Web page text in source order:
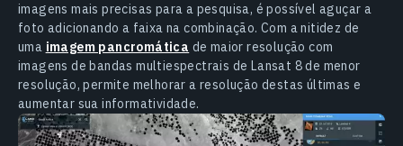
imagens mais precisas para a pesquisa, é possível aguçar a
foto adicionando a faixa na combinação. Com a nitidez de
uma imagem pancromática de maior resolução com
imagens de bandas multiespectrais de Lansat 8 de menor
resolução, permite melhorar a resolução destas últimas e
aumentar sua informatividade.